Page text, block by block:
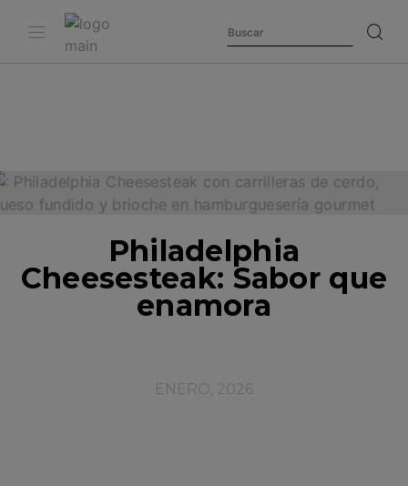
Philadelphia
Cheesesteak: Sabor que
enamora
ENERO, 2026